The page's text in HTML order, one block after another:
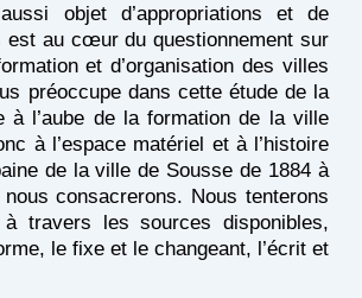
objet d’appropriations et de
est au cœur du questionnement sur
et d’organisation des villes
préoccupe dans cette étude de la
à l’aube de la formation de la ville
à l’espace matériel et à l’histoire
de la ville de Sousse de 1884 à
consacrerons. Nous tenterons
travers les sources disponibles,
le fixe et le changeant, l’écrit et